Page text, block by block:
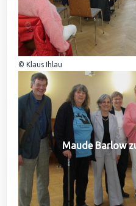
© Klaus Ihlau
Maude Barlow